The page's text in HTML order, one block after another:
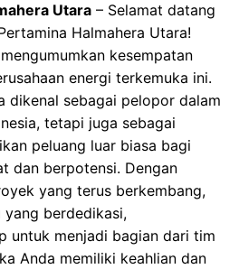
Utara – Selamat datang
Halmahera Utara!
kesempatan
energi terkemuka ini.
dikenal sebagai pelopor dalam
tetapi juga sebagai
peluang luar biasa bagi
dan berpotensi. Dengan
yang terus berkembang,
berdedikasi,
untuk menjadi bagian dari tim
Anda memiliki keahlian dan